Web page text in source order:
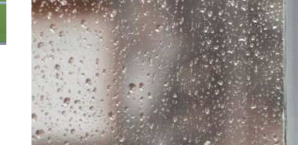
清潔除蟲
清潔消毒 冷氣清洗整理收納專業除蟲
家居設備
長照設備系統家具隱形鐵窗油漆塗料